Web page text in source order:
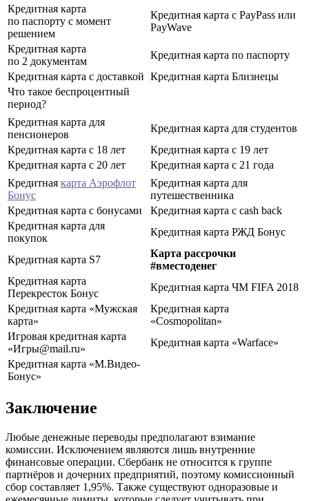
Кредитная карта
по паспорту с момент
решением
Кредитная карта с PayPass или
PayWave
Кредитная карта
по 2 документам
Кредитная карта по паспорту
Кредитная карта с доставкой Кредитная карта Близнецы
Что такое беспроцентный
период?
Кредитная карта для
пенсионеров
Кредитная карта для студентов
Кредитная карта с 18 лет
Кредитная карта с 19 лет
Кредитная карта с 20 лет
Кредитная карта с 21 года
Кредитная карта Аэрофлот
Бонус
Кредитная карта для
путешественника
Кредитная карта с бонусами
Кредитная карта с cash back
Кредитная карта для
покупок
Кредитная карта РЖД Бонус
Кредитная карта S7
Карта рассрочки
#вместоденег
Кредитная карта
Перекресток Бонус
Кредитная карта ЧМ FIFA 2018
Кредитная карта «Мужская
карта»
Кредитная карта
«Cosmopolitan»
Игровая кредитная карта
«Игры@mail.ru»
Кредитная карта «Warface»
Кредитная карта «М.Видео-
Бонус»
Заключение
Любые денежные переводы предполагают взимание
комиссии. Исключением являются лишь внутренние
финансовые операции. Сбербанк не относится к группе
партнёров и дочерних предприятий, поэтому комиссионный
сбор составляет 1,95%. Также существуют одноразовые и